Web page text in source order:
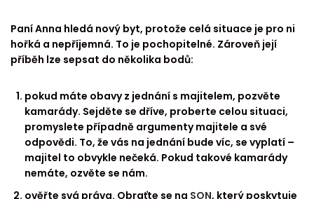
Paní Anna hledá nový byt, protože celá situace je pro ni
hořká a nepříjemná. To je pochopitelné. Zároveň její
příběh lze sepsat do několika bodů:
pokud máte obavy z jednání s majitelem, pozvěte
kamarády. Sejděte se dříve, proberte celou situaci,
promyslete případně argumenty majitele a své
odpovědi. To, že vás na jednání bude víc, se vyplatí –
majitel to obvykle nečeká. Pokud takové kamarády
nemáte, ozvěte se nám.
ověřte svá práva. Obraťte se na SON, který poskytuje